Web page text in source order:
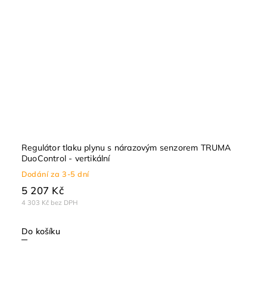
Regulátor tlaku plynu s nárazovým senzorem TRUMA
DuoControl - vertikální
Dodání za 3-5 dní
4 303 Kč bez DPH
5 207 Kč
Do košíku